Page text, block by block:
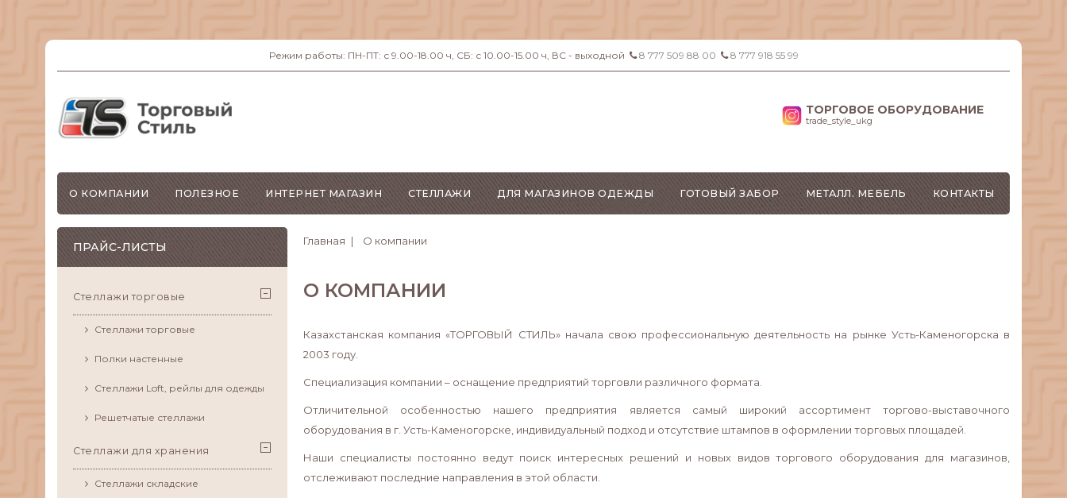
Режим работы: ПН-ПТ: с 9.00-18.00 ч, СБ: с 10.00-15.00 ч, ВС - выходной 8 777 509 88 00 8 777 918 55 99
ТОРГОВОЕ ОБОРУДОВАНИЕ
trade_style_ukg
О КОМПАНИИ ПОЛЕЗНОЕ ИНТЕРНЕТ МАГАЗИН СТЕЛЛАЖИ ДЛЯ МАГАЗИНОВ ОДЕЖДЫ ГОТОВЫЙ ЗАБОР МЕТАЛЛ. МЕБЕЛЬ КОНТАКТЫ
ПРАЙС-ЛИСТЫ
Стеллажи торговые
Стеллажи торговые
Полки настенные
Стеллажи Loft, рейлы для одежды
Решетчатые стеллажи
Стеллажи для хранения
Стеллажи складские
Главная О компании
О КОМПАНИИ
Казахстанская компания «ТОРГОВЫЙ СТИЛЬ» начала свою профессиональную деятельность на рынке Усть-Каменогорска в
2003 году.
Специализация компании – оснащение предприятий торговли различного формата.
Отличительной особенностью нашего предприятия является самый широкий ассортимент торгово-выставочного
оборудования в г. Усть-Каменогорске, индивидуальный подход и отсутствие штампов в оформлении торговых площадей.
Наши специалисты постоянно ведут поиск интересных решений и новых видов торгового оборудования для магазинов,
отслеживают последние направления в этой области.